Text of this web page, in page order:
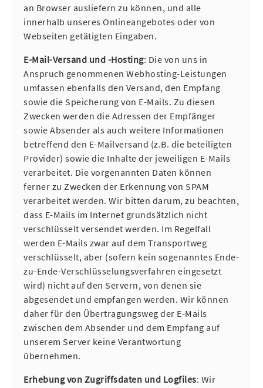
an Browser ausliefern zu können, und alle
innerhalb unseres Onlineangebotes oder von
Webseiten getätigten Eingaben.
E-Mail-Versand und -Hosting: Die von uns in
Anspruch genommenen Webhosting-Leistungen
umfassen ebenfalls den Versand, den Empfang
sowie die Speicherung von E-Mails. Zu diesen
Zwecken werden die Adressen der Empfänger
sowie Absender als auch weitere Informationen
betreffend den E-Mailversand (z.B. die beteiligten
Provider) sowie die Inhalte der jeweiligen E-Mails
verarbeitet. Die vorgenannten Daten können
ferner zu Zwecken der Erkennung von SPAM
verarbeitet werden. Wir bitten darum, zu beachten,
dass E-Mails im Internet grundsätzlich nicht
verschlüsselt versendet werden. Im Regelfall
werden E-Mails zwar auf dem Transportweg
verschlüsselt, aber (sofern kein sogenanntes Ende-
zu-Ende-Verschlüsselungsverfahren eingesetzt
wird) nicht auf den Servern, von denen sie
abgesendet und empfangen werden. Wir können
daher für den Übertragungsweg der E-Mails
zwischen dem Absender und dem Empfang auf
unserem Server keine Verantwortung
übernehmen.
Erhebung von Zugriffsdaten und Logfiles: Wir